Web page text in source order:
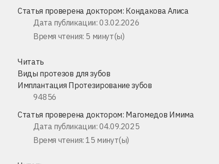
Статья проверена доктором: Кондакова Алиса
Дата публикации: 03.02.2026
Время чтения: 5 минут(ы)
Читать
Виды протезов для зубов
Имплантация Протезирование зубов
94856
Статья проверена доктором: Магомедов Имима
Дата публикации: 04.09.2025
Время чтения: 15 минут(ы)